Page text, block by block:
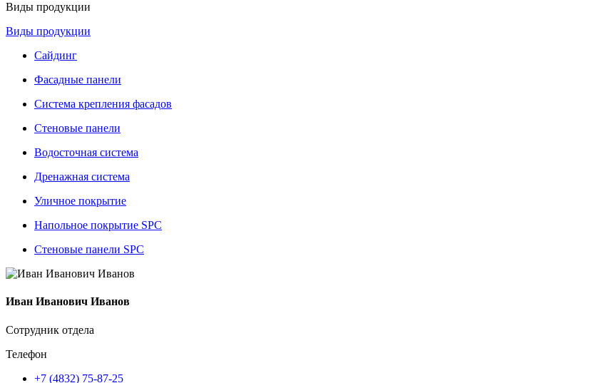
Виды продукции
Виды продукции
Сайдинг
Фасадные панели
Система крепления фасадов
Стеновые панели
Водосточная система
Дренажная система
Уличное покрытие
Напольное покрытие SPC
Стеновые панели SPC
Иван Иванович Иванов
Сотрудник отдела
Телефон
+7 (4832) 75-87-25